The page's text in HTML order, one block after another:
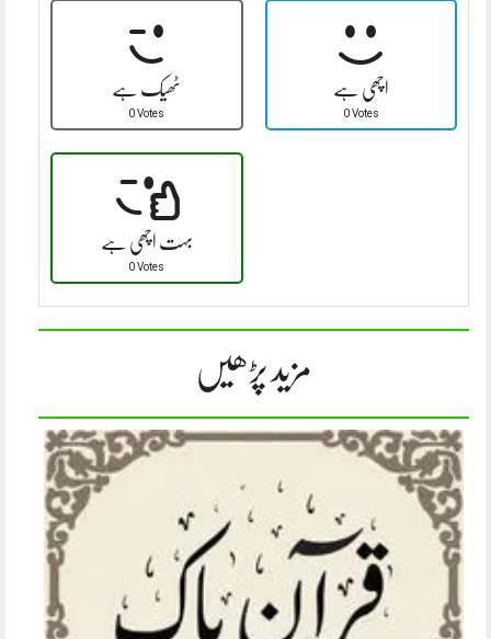
ٹھیک ہے
0 Votes
اچھی ہے
0 Votes
بہت اچھی ہے
0 Votes
مزید پڑھیں